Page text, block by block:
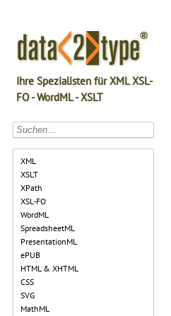
Ihre Spezialisten für XML XSL-
FO - WordML - XSLT
XML
XSLT
XPath
XSL-FO
WordML
SpreadsheetML
PresentationML
ePUB
HTML & XHTML
CSS
SVG
MathML